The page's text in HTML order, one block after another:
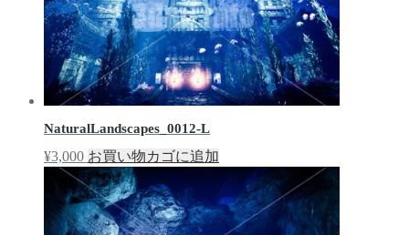
NaturalLandscapes_0012-L
¥3,000 お買い物カゴに追加